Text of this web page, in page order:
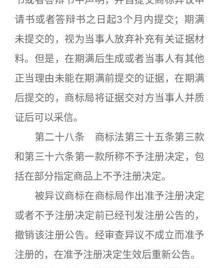
请书或者答辩书之日起3个月内提交；期满
未提交的，视为当事人放弃补充有关证据材
料。但是，在期满后生成或者当事人有其他
正当理由未能在期满前提交的证据，在期满
后提交的，商标局将证据交对方当事人并质
证后可以采信。
第二十八条 商标法第三十五条第三款
和第三十六条第一款所称不予注册决定，包
括在部分指定商品上不予注册决定。
被异议商标在商标局作出准予注册决定
或者不予注册决定前已经刊发注册公告的，
撤销该注册公告。经审查异议不成立而准予
注册的，在准予注册决定生效后重新公告。